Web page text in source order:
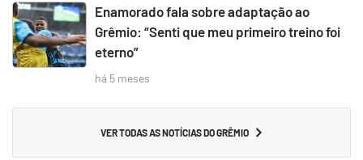
Enamorado fala sobre adaptação ao
Grêmio: “Senti que meu primeiro treino foi
eterno”
há 5 meses
VER TODAS AS NOTÍCIAS DO GRÊMIO